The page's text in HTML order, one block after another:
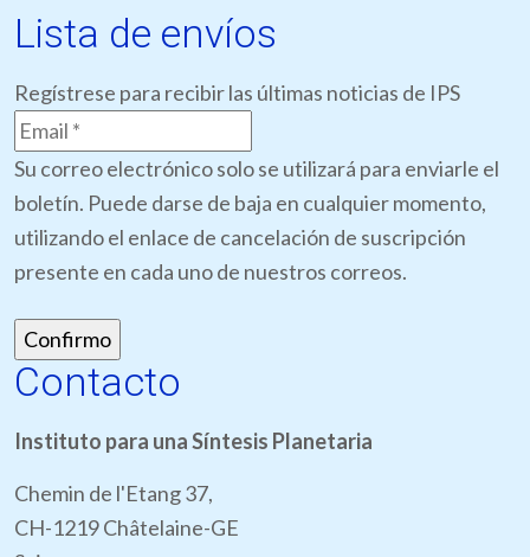
Lista de envíos
Regístrese para recibir las últimas noticias de IPS
Su correo electrónico solo se utilizará para enviarle el
boletín. Puede darse de baja en cualquier momento,
utilizando el enlace de cancelación de suscripción
presente en cada uno de nuestros correos.
Contacto
Instituto para una Síntesis Planetaria
Chemin de l'Etang 37,
CH-1219 Châtelaine-GE